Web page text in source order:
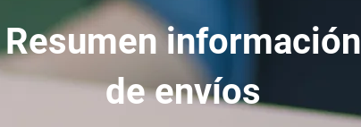
Resumen información
de envíos